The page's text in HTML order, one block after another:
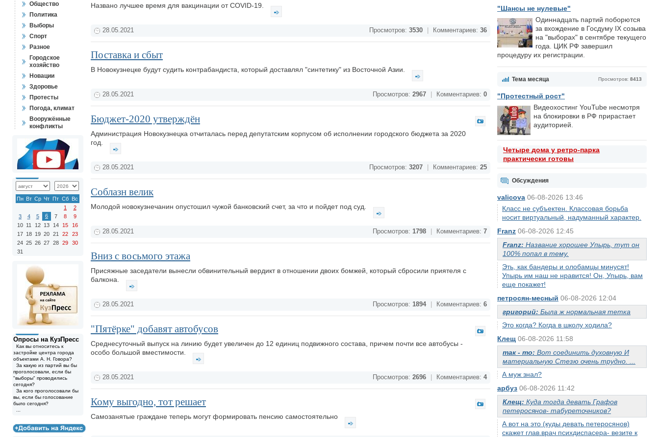
"Шансы не нулевые"
Одиннадцать партий поборются
за вхождение в Госдуму IX созыва
на "выборах" в сентябре текущего
года. ЦИК РФ завершил
процедуру их регистрации.
Просмотров: 8413
Тема месяца
"Протестный рост"
Видеохостинг YouTube несмотря
на блокировки в РФ прирастает
аудиторией.
Четыре дома у ретро-парка
практически готовы
Обсуждения
valicova 06-08-2026 13:46
Класс не субъектен. Классовая борьба
носит виртуальный, надуманный характер.
Franz 06-08-2026 12:45
Franz: Название хорошее Упырь, тут он
100% попал в тему.
Эть, как бандеры и олобамцы минусят!
Упырь им наш не нравится! Он, Упырь, вам
еще покажет!
петросян-месный 06-08-2026 12:04
григорий: Была ж нормальная тетка
Это когда? Когда в школу ходила?
Клещ 06-08-2026 11:58
так - то: Вот соединить духовную И
материальную Стезю очень трудно. ...
А муж знал?
арбуз 06-08-2026 11:42
Клещ: Куда тогда девать Графов
петеросянов- табуреточников?
А вот на это (куды девать петеросянов)
скажет глав.врач психдиспасера- везите к
Общество
Политика
Выборы
Спорт
Разное
Городское
хозяйство
Новации
Здоровье
Протесты
Погода, климат
Вооружённые
конфликты
Пн Вт Ср Чт Пт Сб Вс
1
2
3
4 5 6 7 8
9
10 11 12 13 14 15
16
17 18 19 20 21 22
23
24 25 26 27 28 29
30
31
Опросы на КузПресс
Как вы относитесь к
застройке центра города
объектами А. Н. Говора?
За какую из партий вы бы
проголосовали, если бы
"выборы" проводились
сегодня?
За кого проголосовали бы
вы, если бы голосование
было сегодня?
Названо лучшее время для вакцинации от COVID-19.
28.05.2021 Просмотров: 3530 Комментариев: 36
Поставка и сбыт
В Новокузнецке будут судить контрабандиста, который доставлял "синтетику" из Восточной Азии.
28.05.2021 Просмотров: 2967 Комментариев: 0
Бюджет-2020 утверждён
Администрация Новокузнецка отчиталась перед депутатским корпусом об исполнении городского бюджета за 2020
год.
28.05.2021 Просмотров: 3207 Комментариев: 25
Соблазн велик
Молодой новокузнечанин опустошил чужой банковский счет, за что и пойдет под суд.
28.05.2021 Просмотров: 1798 Комментариев: 7
Вниз с восьмого этажа
Присяжные заседатели вынесли обвинительный вердикт в отношении двоих бомжей, который сбросили приятеля с
балкона.
28.05.2021 Просмотров: 1894 Комментариев: 6
"Пятёрке" добавят автобусов
Среднесуточный выпуск на линию будет увеличен до 12 единиц подвижного состава, причем почти все автобусы -
особо большой вместимости.
28.05.2021 Просмотров: 2696 Комментариев: 4
Кому выгодно, тот решает
Самозанятые граждане теперь могут формировать пенсию самостоятельно